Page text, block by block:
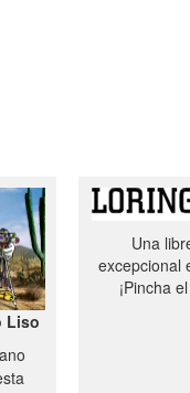
Liso
Una
excepcional
¡Pincha